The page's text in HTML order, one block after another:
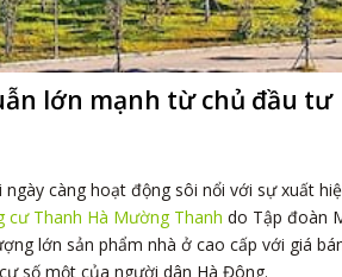
lớn mạnh từ chủ đầu tư
càng hoạt động sôi nổi với sự xuất
cư Thanh Hà Mường Thanh do Tập đoàn
lớn sản phẩm nhà ở cao cấp với giá
số một của người dân Hà Đông.